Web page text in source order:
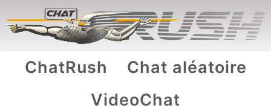
ChatRush
Chat aléatoire
VideoChat